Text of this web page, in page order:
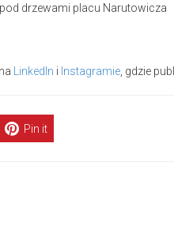
drzewami placu Narutowicza
LinkedIn i Instagramie , gdzie
Pin it